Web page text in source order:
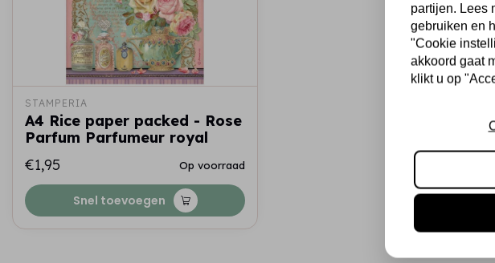
STAMPERIA
A4 Rice paper packed - Rose
Parfum Parfumeur royal
€1,95
Op voorraad
Snel toevoegen
partijen. Lees
gebruiken en
"Cookie
akkoord gaat
klikt u op